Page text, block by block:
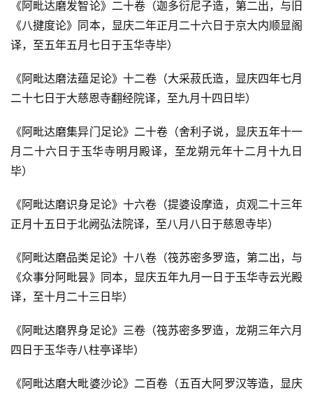
《阿毗达磨发智论》二十卷（迦多衍尼子造，第二出，与旧
《八揵度论》同本，显庆二年正月二十六日于京大内顺显阁
译，至五年五月七日于玉华寺毕）
《阿毗达磨法蕴足论》十二卷（大采菽氏造，显庆四年七月
二十七日于大慈恩寺翻经院译，至九月十四日毕）
《阿毗达磨集异门足论》二十卷（舍利子说，显庆五年十一
月二十六日于玉华寺明月殿译，至龙朔元年十二月十九日
毕）
《阿毗达磨识身足论》十六卷（提婆设摩造，贞观二十三年
正月十五日于北阙弘法院译，至八月八日于慈恩寺毕）
《阿毗达磨品类足论》十八卷（筏苏密多罗造，第二出，与
《众事分阿毗昙》同本，显庆五年九月一日于玉华寺云光殿
译，至十月二十三日毕）
《阿毗达磨界身足论》三卷（筏苏密多罗造，龙朔三年六月
四日于玉华寺八柱亭译毕）
《阿毗达磨大毗婆沙论》二百卷（五百大阿罗汉等造，显庆